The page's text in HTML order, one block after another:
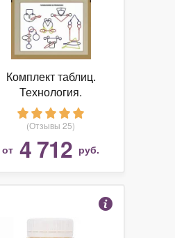
Комплект таблиц.
Технология.
Декоративно-
прикладное
творчество. Создание
изделий из древесины
(Отзывы 25)
от 4 712 руб.